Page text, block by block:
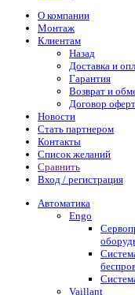
О компании
Монтаж
Клиентам
Назад
Доставка и
Гарантия
Возврат и
Договор
Новости
Стать партнером
Контакты
Список желаний
Сравнить
Вход / регистрация
Автоматика
Engo
Vaillant